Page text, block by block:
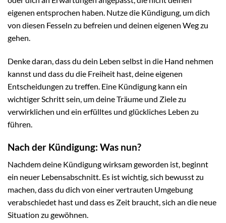
eigenen entsprochen haben. Nutze die Kündigung, um dich
von diesen Fesseln zu befreien und deinen eigenen Weg zu
gehen.
Denke daran, dass du dein Leben selbst in die Hand nehmen
kannst und dass du die Freiheit hast, deine eigenen
Entscheidungen zu treffen. Eine Kündigung kann ein
wichtiger Schritt sein, um deine Träume und Ziele zu
verwirklichen und ein erfülltes und glückliches Leben zu
führen.
Nach der Kündigung: Was nun?
Nachdem deine Kündigung wirksam geworden ist, beginnt
ein neuer Lebensabschnitt. Es ist wichtig, sich bewusst zu
machen, dass du dich von einer vertrauten Umgebung
verabschiedet hast und dass es Zeit braucht, sich an die neue
Situation zu gewöhnen.